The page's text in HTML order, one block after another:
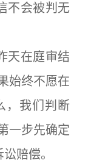
不会被判无
在庭审结
始终不愿在
，我们判断
一步先确定
赔偿。